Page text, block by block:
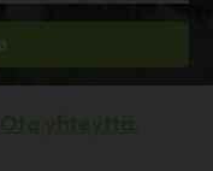
Ota yhteyttä.